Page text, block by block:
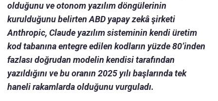
olduğunu ve otonom yazılım döngülerinin
kurulduğunu belirten ABD yapay zekâ şirketi
Anthropic, Claude yazılım sisteminin kendi üretim
kod tabanına entegre edilen kodların yüzde 80’inden
fazlası doğrudan modelin kendisi tarafından
yazıldığını ve bu oranın 2025 yılı başlarında tek
haneli rakamlarda olduğunu vurguladı.